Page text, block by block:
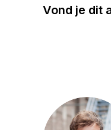
Vond je dit